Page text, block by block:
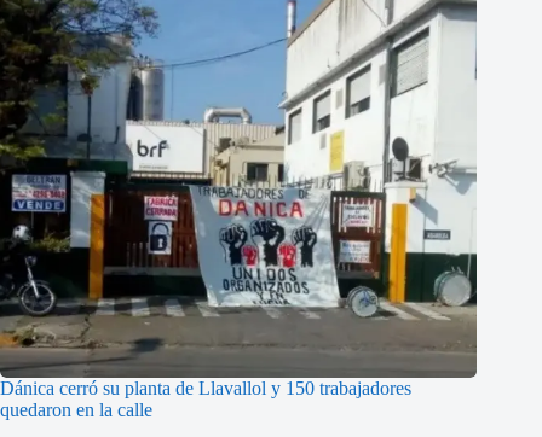
Dánica cerró su planta de Llavallol y 150 trabajadores
quedaron en la calle